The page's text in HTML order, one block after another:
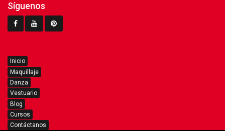
Síguenos
Inicio
Maquillaje
Danza
Vestuario
Blog
Cursos
Contáctanos